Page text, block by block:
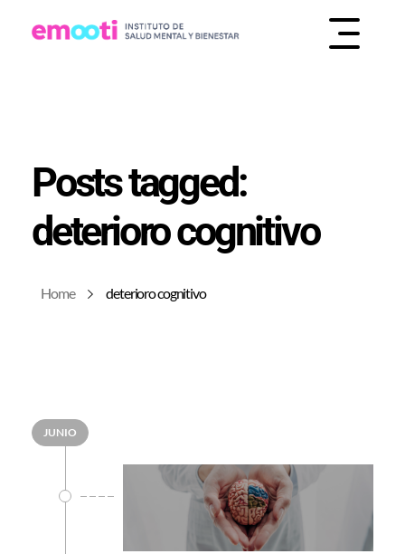
Home deterioro cognitivo
Posts tagged:
deterioro cognitivo
JUNIO